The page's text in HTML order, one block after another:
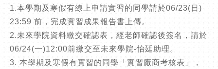
1.本學期及寒假有線上申請實習的同學請於06/23(日)
23:59 前，完成實習成果報告書上傳。
2.未來學院資料繳交確認表，經老師確認後簽名，請於
06/24(一)12:00前繳交至未來學院-怡廷助理。
3. 本學期及寒假有實習的同學「實習廠商考核表」，